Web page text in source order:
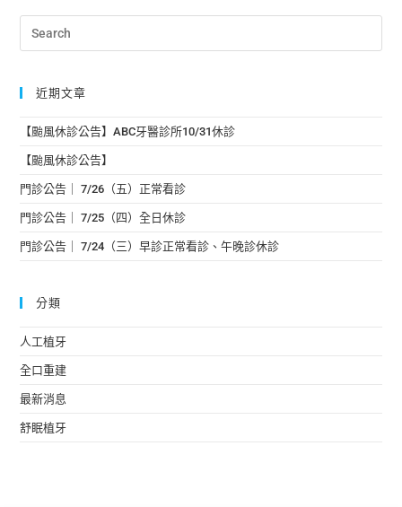
近期文章
【颱風休診公告】ABC牙醫診所10/31休診
【颱風休診公告】
門診公告｜ 7/26（五）正常看診
門診公告｜ 7/25（四）全日休診
門診公告｜ 7/24（三）早診正常看診、午晚診休診
分類
人工植牙
全口重建
最新消息
舒眠植牙